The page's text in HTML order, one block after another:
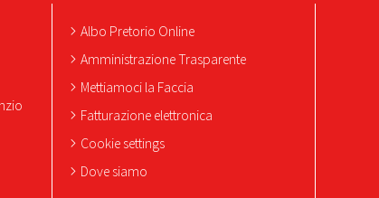
Albo Pretorio Online
Amministrazione Trasparente
Mettiamoci la Faccia
Fatturazione elettronica
Cookie settings
Dove siamo